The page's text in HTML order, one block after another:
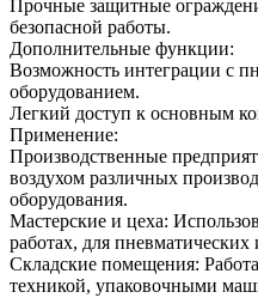
Прочные защитные
безопасной работы.
Дополнительные функции:
Возможность интеграции с
оборудованием.
Легкий доступ к основным
Применение:
Производственные
воздухом различных
оборудования.
Мастерские и цеха:
работах, для пневматических
Складские помещения:
техникой, упаковочными